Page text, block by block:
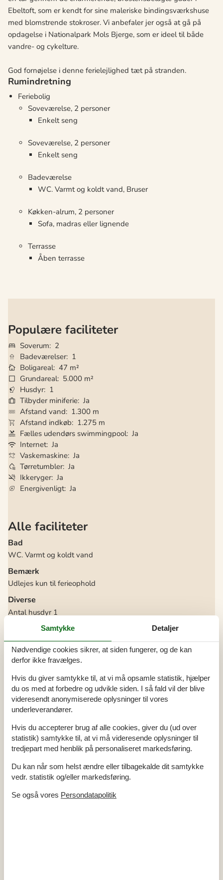
Ebeltoft, som er kendt for sine maleriske bindingsværkshuse
med blomstrende stokroser. Vi anbefaler jer også at gå på
opdagelse i Nationalpark Mols Bjerge, som er ideel til både
vandre- og cykelture.
God fornøjelse i denne ferielejlighed tæt på stranden.
Rumindretning
Feriebolig
Soveværelse, 2 personer
Enkelt seng
Soveværelse, 2 personer
Enkelt seng
Badeværelse
WC. Varmt og koldt vand, Bruser
Køkken-alrum, 2 personer
Sofa, madras eller lignende
Terrasse
Åben terrasse
Populære faciliteter
Soverum
2
Badeværelser 1
Boligareal 47 m²
Grundareal 5.000 m²
Husdyr 1
Tilbyder miniferie Ja
Afstand vand
1.300 m
Afstand indkøb
1.275 m
Fælles udendørs swimmingpool Ja
Internet Ja
Vaskemaskine Ja
Tørretumbler Ja
Ikkeryger Ja
Energivenligt Ja
Alle faciliteter
Bad
WC. Varmt og koldt vand
Bemærk
Udlejes kun til ferieophold
Diverse
Antal husdyr 1
Byggemateriale: Sten
EL ekskl.
Ferielejlighed 47 m²
Fælles tørretumbler
Helårshus
Helårsisoleret
Kæledyr Ja 1
Opvarmning alternativ, Varmepumpe
Opvarmning, Elvarme
Støvsuger
Vand inkl.
El artikler
DK-DR1/TV2
Fladskærms-TV
Radio
Samtykke Detaljer
Nødvendige cookies sikrer, at siden fungerer, og de kan
derfor ikke fravælges.
Hvis du giver samtykke til, at vi må opsamle statistik, hjælper
du os med at forbedre og udvikle siden. I så fald vil der blive
videresendt anonymiserede oplysninger til vores
underleverandører.
Hvis du accepterer brug af alle cookies, giver du (ud over
statistik) samtykke til, at vi må videresende oplysninger til
tredjepart med henblik på personaliseret markedsføring.
Du kan når som helst ændre eller tilbagekalde dit samtykke
vedr. statistik og/eller markedsføring.
Se også vores Persondatapolitik